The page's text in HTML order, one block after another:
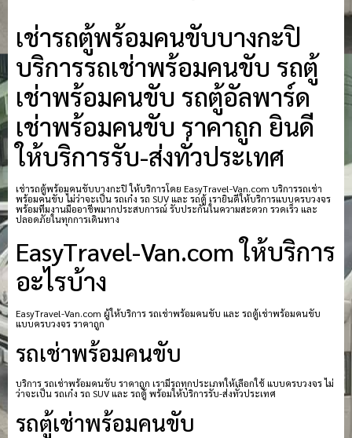
เช่ารถตู้พร้อมคนขับบางกะปิ
บริการรถเช่าพร้อมคนขับ รถตู้
เช่าพร้อมคนขับ รถตู้อัลพาร์ด
เช่าพร้อมคนขับ ราคาถูก ยินดี
ให้บริการรับ-ส่งทั่วประเทศ
เช่ารถตู้พร้อมคนขับบางกะปิ ให้บริการโดย EasyTravel-Van.com บริการรถเช่า
พร้อมคนขับ ไม่ว่าจะเป็น รถเก๋ง รถ SUV และ รถตู้ เรายินดีให้บริการแบบครบวงจร
พร้อมทีมงานมืออาชีพมากประสบการณ์ รับประกันในความสะดวก รวดเร็ว และ
ปลอดภัยในทุกการเดินทาง
EasyTravel-Van.com ให้บริการ
อะไรบ้าง
EasyTravel-Van.com ผู้ให้บริการ รถเช่าพร้อมคนขับ และ รถตู้เช่าพร้อมคนขับ
แบบครบวงจร ราคาถูก
รถเช่าพร้อมคนขับ
บริการ รถเช่าพร้อมคนขับ ราคาถูก เรามีรถทุกประเภทให้เลือกใช้ แบบครบวงจร ไม่
ว่าจะเป็น รถเก๋ง รถ SUV และ รถตู้ พร้อมให้บริการรับ-ส่งทั่วประเทศ
รถตู้เช่าพร้อมคนขับ